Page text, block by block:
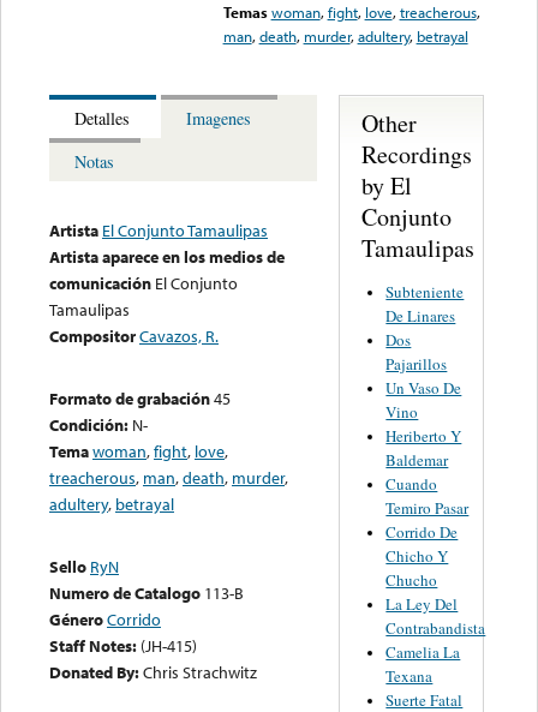
Temas woman,fight, love,treacherous,
man,death, murder,adultery, betrayal
Detalles
Imagenes
Notas
Artista El Conjunto Tamaulipas
Artista aparece en los medios de
comunicación El Conjunto
Tamaulipas
CompositorCavazos, R.
Formato de grabación45
Condición: N-
Temawoman,fight, love,
treacherous, man,death, murder,
adultery, betrayal
Sello RyN
Numero de Catalogo 113-B
GéneroCorrido
Staff Notes: (JH-415)
Donated By:Chris Strachwitz
Other
Recordings
by El
Conjunto
Tamaulipas
Subteniente
De Linares
Dos
Pajarillos
Un Vaso De
Vino
Heriberto Y
Baldemar
Cuando
Temiro Pasar
Corrido De
Chicho Y
Chucho
La Ley Del
Contrabandista
Camelia La
Texana
Suerte Fatal